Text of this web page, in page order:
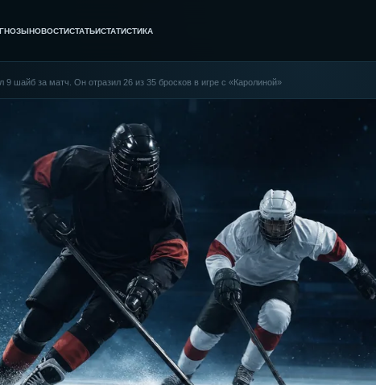
НОВОСТИСТАТЬИСТАТИСТИКА
шайб за матч. Он отразил 26 из 35 бросков в игре с «Каролиной»